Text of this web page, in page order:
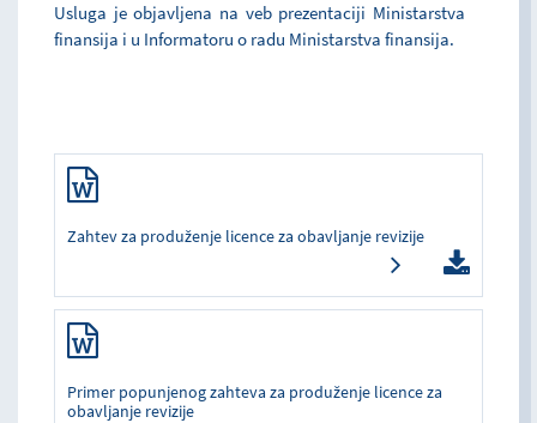
Usluga je objavljena na veb prezentaciji Ministarstva
finansija i u Informatoru o radu Ministarstva finansija.
Zahtev za produženje licence za obavljanje revizije
Primer popunjenog zahteva za produženje licence za
obavljanje revizije